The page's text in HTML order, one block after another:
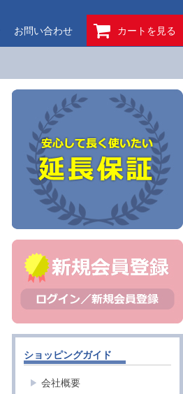
お問い合わせ カートを見る
ショッピングガイド
会社概要